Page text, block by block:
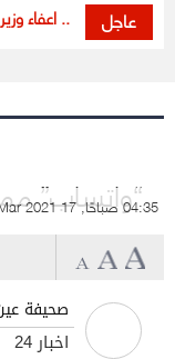
عاجل
بأمر الملك .. اعفاء
“واتساب”04:35 صباحًا, 17 Mar 2021
صحيفة
أخبار 24